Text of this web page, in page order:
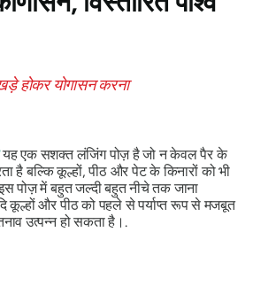
यह एक सशक्त लंजिंग पोज़ है जो न केवल पैर के
है बल्कि कूल्हों, पीठ और पेट के किनारों को भी
पोज़ में बहुत जल्दी बहुत नीचे तक जाना
कूल्हों और पीठ को पहले से पर्याप्त रूप से मजबूत
उत्पन्न हो सकता है।.